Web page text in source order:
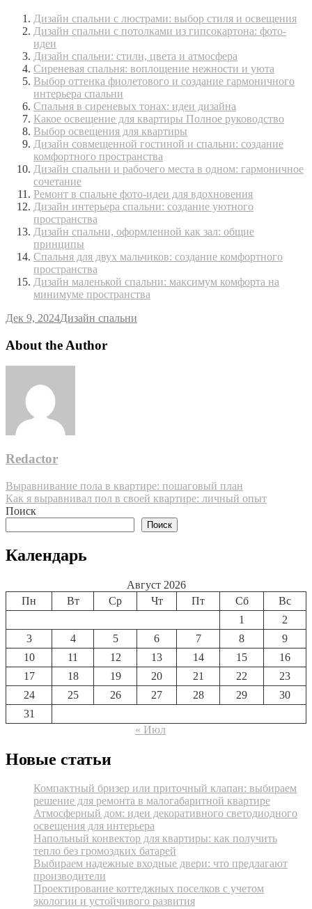
Дизайн спальни с люстрами: выбор стиля и освещения
Дизайн спальни с потолками из гипсокартона: фото-
идеи
Дизайн спальни: стили, цвета и атмосфера
Сиреневая спальня: воплощение нежности и уюта
Выбор оттенка фиолетового и создание гармоничного
интерьера спальни
Спальня в сиреневых тонах: идеи дизайна
Какое освещение для квартиры Полное руководство
Выбор освещения для квартиры
Дизайн совмещенной гостиной и спальни: создание
комфортного пространства
Дизайн спальни и рабочего места в одном: гармоничное
сочетание
Ремонт в спальне фото-идеи для вдохновения
Дизайн интерьера спальни: создание уютного
пространства
Дизайн спальни, оформленной как зал: общие
принципы
Спальня для двух мальчиков: создание комфортного
пространства
Дизайн маленькой спальни: максимум комфорта на
минимуме пространства
Дек 9, 2024Дизайн спальни
About the Author
Redactor
Навигация
по
Выравнивание пола в квартире: пошаговый план
Как я выравнивал пол в своей квартире: личный опыт
Поиск
Поиск
Календарь
Август 2026
Пн
Вт Ср Чт Пт Сб
Вс
1
2
3
4 5 6 7 8
9
10
11 12 13 14 15
16
17
18 19 20 21 22
23
24
25 26 27 28 29
30
31
« Июл
Новые статьи
Компактный бризер или приточный клапан: выбираем
решение для ремонта в малогабаритной квартире
Атмосферный дом: идеи декоративного светодиодного
освещения для интерьера
Напольный конвектор для квартиры: как получить
тепло без громоздких батарей
Выбираем надежные входные двери: что предлагают
производители
Проектирование коттеджных поселков с учетом
экологии и устойчивого развития